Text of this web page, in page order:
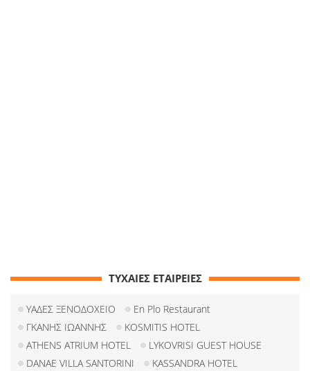
ΤΥΧΑΙΕΣ ΕΤΑΙΡΕΙΕΣ
ΥΑΔΕΣ ΞΕΝΟΔΟΧΕΙΟ
En Plo Restaurant
ΓΚΑΝΗΣ ΙΩΑΝΝΗΣ
KOSMITIS HOTEL
ATHENS ATRIUM HOTEL
LYKOVRISI GUEST HOUSE
DANAE VILLA SANTORINI
KASSANDRA HOTEL